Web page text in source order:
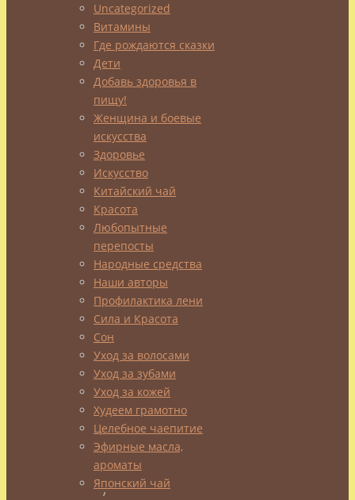
почувствуешь,
что
меньше
устаешь,
а
память
улучшается,
и
даже
соображать
ты
будешь
быстрее.
●
Попробуй,
каждый
раз,
когда
захочешь
взять
сигарету
–
взять
яблоко
/
мандарин
/
Uncategorized
Витамины
Где рождаются сказки
Дети
Добавь здоровья в
пищу!
Женщина и боевые
искусства
Здоровье
Искусство
Китайский чай
Красота
Любопытные
перепосты
Народные средства
Наши авторы
Профилактика лени
Сила и Красота
Сон
Уход за волосами
Уход за зубами
Уход за кожей
Худеем грамотно
Целебное чаепитие
Эфирные масла,
ароматы
Японский чай